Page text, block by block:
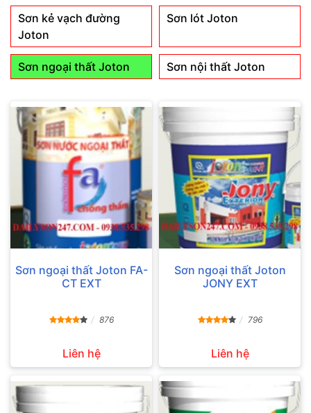
Sơn kẻ vạch đường
Joton
Sơn lót Joton
Sơn ngoại thất Joton Sơn nội thất Joton
Sơn ngoại thất Joton FA-
CT EXT
876
Liên hệ
Sơn ngoại thất Joton
JONY EXT
796
Liên hệ